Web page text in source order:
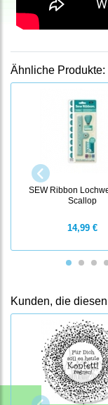
Ähnliche Produkte:
SEW Ribbon
Scallop
14,99 €
Kunden, die